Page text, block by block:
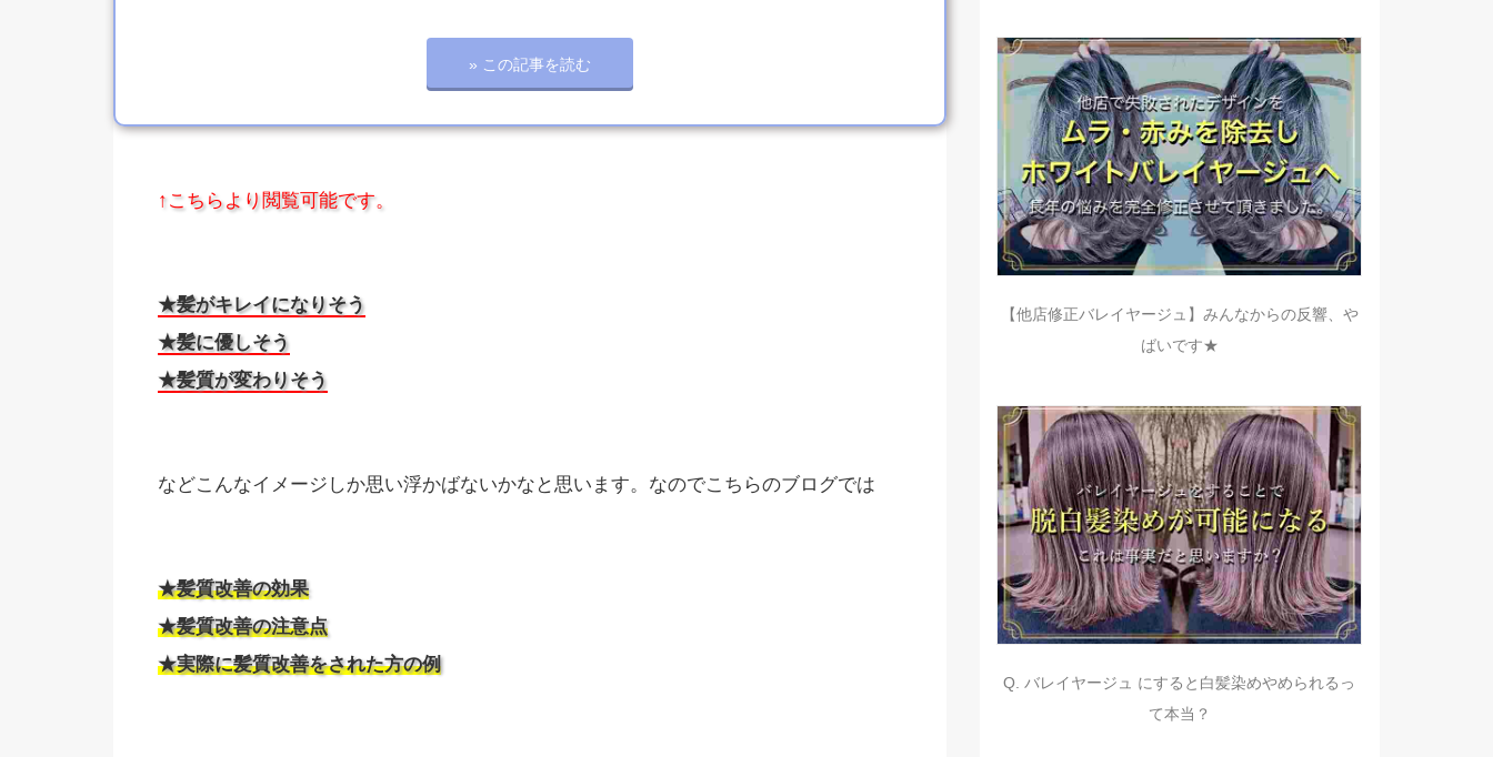
» この記事を読む
↑こちらより閲覧可能です。
★髪がキレイになりそう
★髪に優しそう
★髪質が変わりそう
などこんなイメージしか思い浮かばないかなと思います。なのでこちらのブログでは
★髪質改善の効果
★髪質改善の注意点
★実際に髪質改善をされた方の例
【他店修正バレイヤージュ】みんなからの反響、や
ばいです★
Q. バレイヤージュ にすると白髪染めやめられるっ
て本当？